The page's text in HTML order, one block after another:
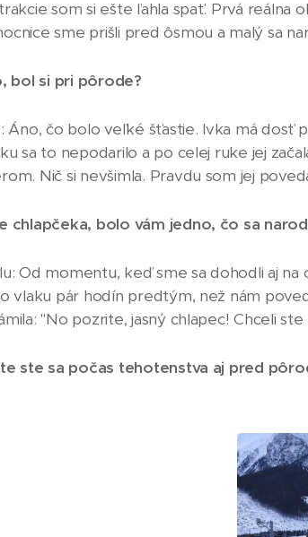
som si ešte ľahla spať. Prvá reálna
sme prišli pred ôsmou a malý sa
bol si pri pôrode?
Áno, čo bolo veľké šťastie. Ivka má dosť
sa to nepodarilo a po celej ruke jej
Nič si nevšimla. Pravdu som jej
chlapčeka, bolo vám jedno, čo sa
Od momentu, keď sme sa dohodli aj
vlaku pár hodín predtým, než nám
"No pozrite, jasný chlapec! Chceli
ste sa počas tehotenstva aj pred